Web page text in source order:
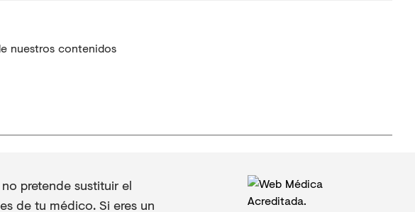
nuestros contenidos
pretende sustituir el
de tu médico. Si eres un